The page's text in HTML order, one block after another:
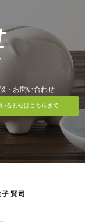
・お問い合わせ
合わせはこちらまで